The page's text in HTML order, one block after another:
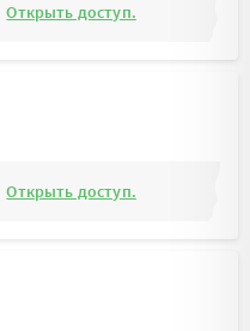
Открыть доступ.
Открыть доступ.